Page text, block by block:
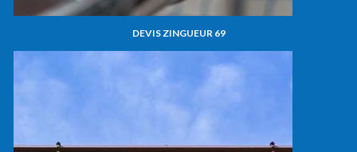
DEVIS ZINGUEUR 69